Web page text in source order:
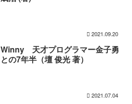
2021.09.20
Winny 天才プログラマー金子勇
との7年半（壇 俊光 著）
2021.07.04